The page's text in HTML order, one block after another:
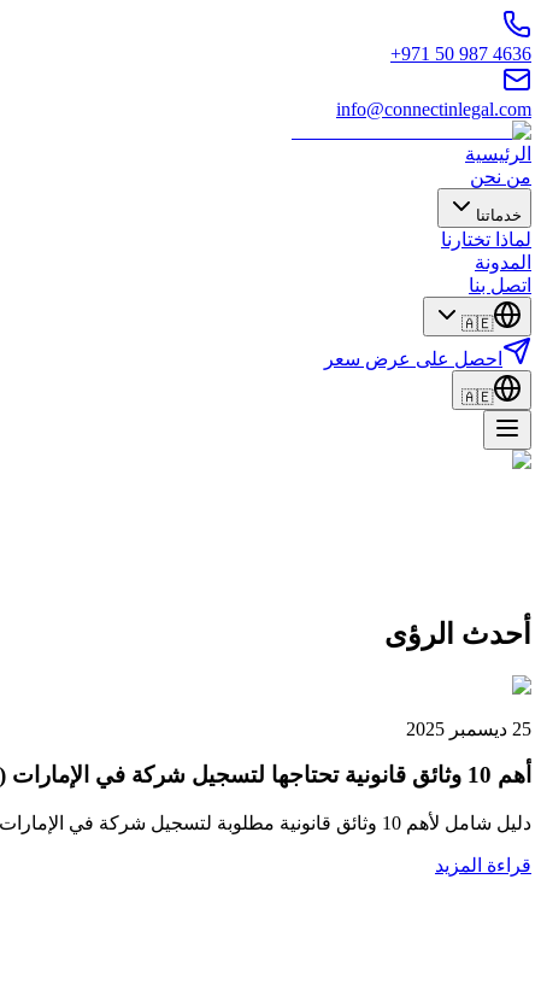
+971 50 987 4636
info@connectinlegal.com
الرئيسية
من نحن
خدماتنا
لماذا تختارنا
المدونة
اتصل بنا
🇦🇪
احصل على عرض سعر
🇦🇪
أحدث الرؤى
25 ديسمبر 2025
أهم 10 وثائق قانونية تحتاجها لتسجيل شركة في الإمارات (دليل 2025)
دليل شامل لأهم 10 وثائق قانونية مطلوبة لتسجيل شركة في الإمارات في 2025. تشمل جواز السفر، NOC، MOA، عقد الإيجار، قرار مجلس الإدارة، وكالة، والمزيد.
قراءة المزيد